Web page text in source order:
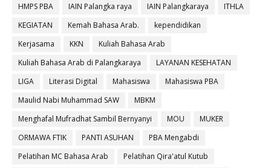
HMPS PBA
IAIN Palangka raya IAIN Palangkaraya
ITHLA
KEGIATAN
Kemah Bahasa Arab.
kependidikan
Kerjasama
KKN
Kuliah Bahasa Arab
Kuliah Bahasa Arab di Palangkaraya
LAYANAN KESEHATAN
LIGA
Literasi Digital Mahasiswa
Mahasiswa PBA
Maulid Nabi Muhammad SAW
MBKM
Menghafal Mufradhat Sambil Bernyanyi
MOU
MUKER
ORMAWA FTIK
PANTI ASUHAN
PBA Mengabdi
Pelatihan MC Bahasa Arab
Pelatihan Qira'atul Kutub